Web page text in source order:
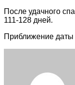
После удачного
111-128 дней.
Приближение